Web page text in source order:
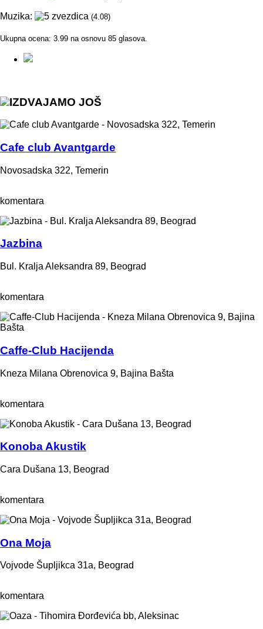
Muzika: (4.08)
Ukupna ocena: 3.99 na osnovu 85 glasova.
IZDVAJAMO JOŠ
Cafe club Avantgarde
Novosadska 322, Temerin
komentara
Jazbina
Bul. Kralja Aleksandra 89, Beograd
komentara
Caffe-Club Hacijenda
Kneza Milana Obrenovica 9, Bajina Bašta
komentara
Konoba Akustik
Cara Dušana 13, Beograd
komentara
Ona Moja
Vojvode Šupljikca 31a, Beograd
komentara